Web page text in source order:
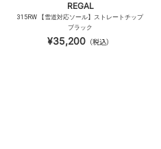
REGAL
315RW 【雪道対応ソール】ストレートチップ
ブラック
¥35,200 （税込）